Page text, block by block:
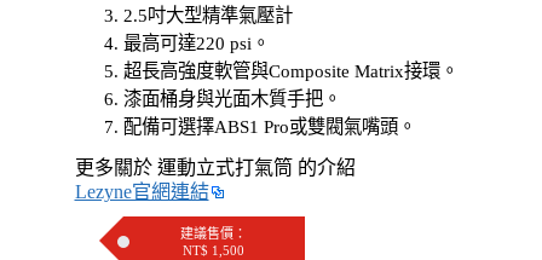
2.5吋大型精準氣壓計
最高可達220 psi。
超長高強度軟管與Composite Matrix接環。
漆面桶身與光面木質手把。
配備可選擇ABS1 Pro或雙閥氣嘴頭。
更多關於 運動立式打氣筒 的介紹
Lezyne官網連結
建議售價：
NT$ 1,500